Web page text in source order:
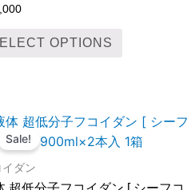
OPTIONS
Sale!
イダン
Original
price
was:
¥45,000.
Current
price
is:
This
product
multiple